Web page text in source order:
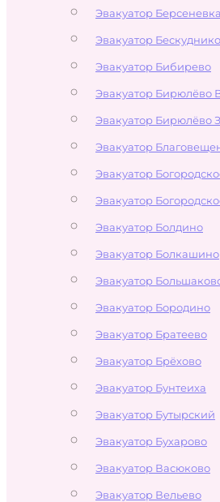
Эвакуатор Берсеневка
Эвакуатор
Эвакуатор Бибирево
Эвакуатор Бирюлёво
Эвакуатор Бирюлёво
Эвакуатор
Эвакуатор
Эвакуатор
Эвакуатор Болдино
Эвакуатор Болкашино
Эвакуатор
Эвакуатор Бородино
Эвакуатор Братеево
Эвакуатор Брёхово
Эвакуатор Бунтеиха
Эвакуатор Бутырский
Эвакуатор Бухарово
Эвакуатор Васюково
Эвакуатор Вельево